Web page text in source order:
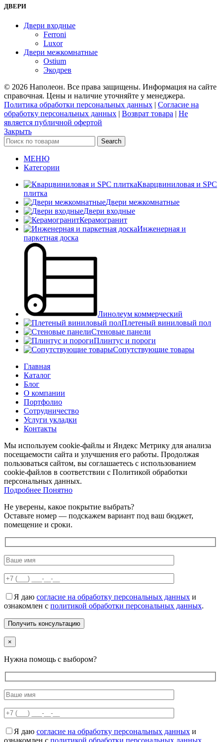
ДВЕРИ
Двери входные
Ferroni
Luxor
Двери межкомнатные
Ostium
Экодрев
© 2026 Наполеон. Все права защищены. Информация на сайте
справочная. Цены и наличие уточняйте у менеджера.
Политика обработки персональных данных | Согласие на
обработку персональных данных | Возврат товара | Не
является публичной офертой
Закрыть
Search
МЕНЮ
Категории
Кварцвиниловая и SPC
плитка
Двери межкомнатные
Двери входные
Керамогранит
Инженерная и
паркетная доска
Линолеум коммерческий
Плетеный виниловый пол
Стеновые панели
Плинтус и пороги
Сопутствующие товары
Главная
Каталог
Блог
О компании
Портфолио
Сотрудничество
Услуги укладки
Контакты
Мы используем cookie-файлы и Яндекс Метрику для анализа
посещаемости сайта и улучшения его работы. Продолжая
пользоваться сайтом, вы соглашаетесь с использованием
cookie-файлов в соответствии с Политикой обработки
персональных данных.
Подробнее Подробнее
Понятно
Не уверены, какое покрытие выбрать?
Оставьте номер — подскажем вариант под ваш бюджет,
помещение и сроки.
Я даю согласие на обработку персональных данных и
ознакомлен с политикой обработки персональных данных.
×
Нужна помощь с выбором?
Я даю согласие на обработку персональных данных и
ознакомлен с политикой обработки персональных данных